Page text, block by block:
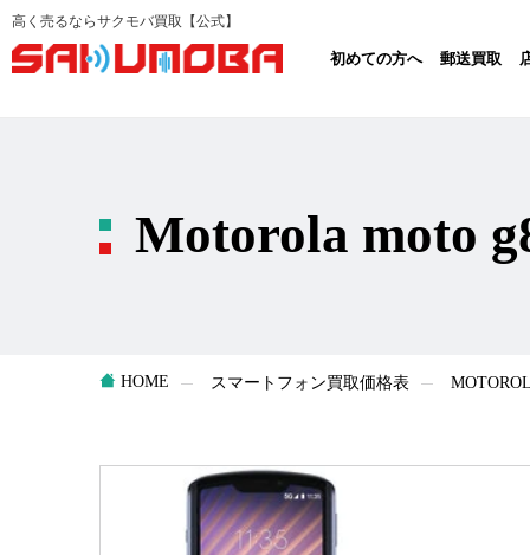
高く売るならサクモバ買取【公式】
初めての方へ 郵送買取
Motorola moto
HOME スマートフォン買取価格表